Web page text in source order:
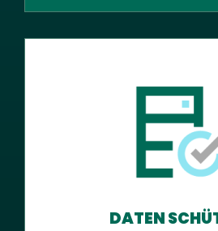
DATEN